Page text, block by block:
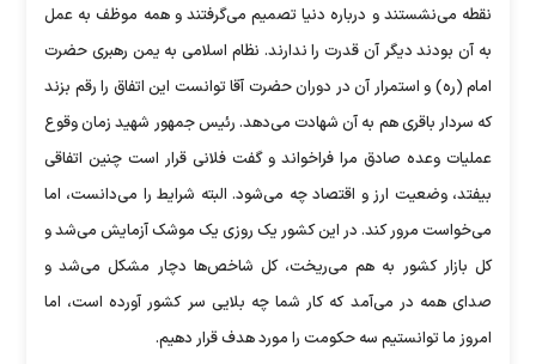
نقطه می‌نشستند و درباره دنیا تصمیم می‌گرفتند و همه موظف به عمل
به آن بودند دیگر آن قدرت را ندارند. نظام اسلامی به یمن رهبری حضرت
امام (ره) و استمرار آن در دوران حضرت آقا توانست این اتفاق را رقم بزند
که سردار باقری هم به آن شهادت می‌دهد. رئیس جمهور شهید زمان وقوع
عملیات وعده صادق مرا فراخواند و گفت فلانی قرار است چنین اتفاقی
بیفتد، وضعیت ارز و اقتصاد چه می‌شود. البته شرایط را می‌دانست، اما
می‌خواست مرور کند. در این کشور یک روزی یک موشک آزمایش می‌شد و
کل بازار کشور به هم می‌ریخت، کل شاخص‌ها دچار مشکل می‌شد و
صدای همه در می‌آمد که کار شما چه بلایی سر کشور آورده است، اما
امروز ما توانستیم سه حکومت را مورد هدف قرار دهیم.